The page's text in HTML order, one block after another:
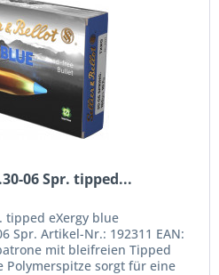
06 Spr. tipped...
tipped eXergy blue
Spr. Artikel-Nr.: 192311 EAN:
mit bleifreien Tipped
Polymerspitze sorgt für eine